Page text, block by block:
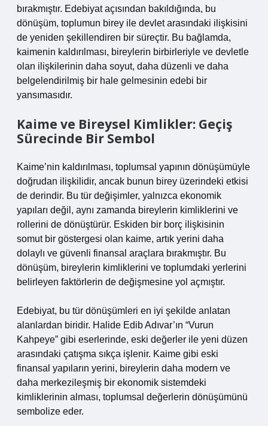
bırakmıştır. Edebiyat açısından bakıldığında, bu
dönüşüm, toplumun birey ile devlet arasındaki ilişkisini
de yeniden şekillendiren bir süreçtir. Bu bağlamda,
kaimenin kaldırılması, bireylerin birbirleriyle ve devletle
olan ilişkilerinin daha soyut, daha düzenli ve daha
belgelendirilmiş bir hale gelmesinin edebi bir
yansımasıdır.
Kaime ve Bireysel Kimlikler: Geçiş
Sürecinde Bir Sembol
Kaime’nin kaldırılması, toplumsal yapının dönüşümüyle
doğrudan ilişkilidir, ancak bunun birey üzerindeki etkisi
de derindir. Bu tür değişimler, yalnızca ekonomik
yapıları değil, aynı zamanda bireylerin kimliklerini ve
rollerini de dönüştürür. Eskiden bir borç ilişkisinin
somut bir göstergesi olan kaime, artık yerini daha
dolaylı ve güvenli finansal araçlara bırakmıştır. Bu
dönüşüm, bireylerin kimliklerini ve toplumdaki yerlerini
belirleyen faktörlerin de değişmesine yol açmıştır.
Edebiyat, bu tür dönüşümleri en iyi şekilde anlatan
alanlardan biridir. Halide Edib Adıvar’ın “Vurun
Kahpeye” gibi eserlerinde, eski değerler ile yeni düzen
arasındaki çatışma sıkça işlenir. Kaime gibi eski
finansal yapıların yerini, bireylerin daha modern ve
daha merkezileşmiş bir ekonomik sistemdeki
kimliklerinin alması, toplumsal değerlerin dönüşümünü
sembolize eder.